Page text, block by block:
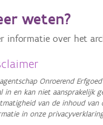
OSM-Basiskaart
GRB-Basiskaart in
weten?
informatie over het
Onroerend
in en kan niet aansprakelijk
van de inhoud
in onze